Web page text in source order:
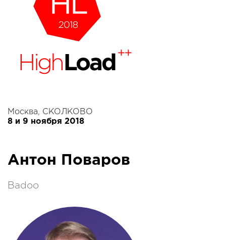
Москва, СКОЛКОВО
8 и 9 ноября 2018
Антон Поваров
Badoo